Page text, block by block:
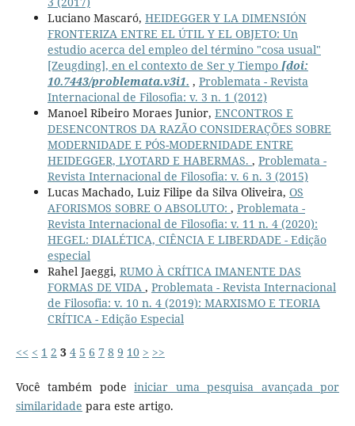
Luciano Mascaró, HEIDEGGER Y LA DIMENSIÓN
FRONTERIZA ENTRE EL ÚTIL Y EL OBJETO: Un
estudio acerca del empleo del término "cosa usual"
[Zeugding], en el contexto de Ser y Tiempo [doi:
10.7443/problemata.v3i1. , Problemata - Revista
Internacional de Filosofia: v. 3 n. 1 (2012)
Manoel Ribeiro Moraes Junior, ENCONTROS E
DESENCONTROS DA RAZÃO CONSIDERAÇÕES SOBRE
MODERNIDADE E PÓS-MODERNIDADE ENTRE
HEIDEGGER, LYOTARD E HABERMAS. , Problemata -
Revista Internacional de Filosofia: v. 6 n. 3 (2015)
Lucas Machado, Luiz Filipe da Silva Oliveira, OS
AFORISMOS SOBRE O ABSOLUTO: , Problemata -
Revista Internacional de Filosofia: v. 11 n. 4 (2020):
HEGEL: DIALÉTICA, CIÊNCIA E LIBERDADE - Edição
especial
Rahel Jaeggi, RUMO À CRÍTICA IMANENTE DAS
FORMAS DE VIDA , Problemata - Revista Internacional
de Filosofia: v. 10 n. 4 (2019): MARXISMO E TEORIA
CRÍTICA - Edição Especial
<< < 1 2 3 4 5 6 7 8 9 10 > >>
Você também podeiniciar uma pesquisa avançada por
similaridade para este artigo.